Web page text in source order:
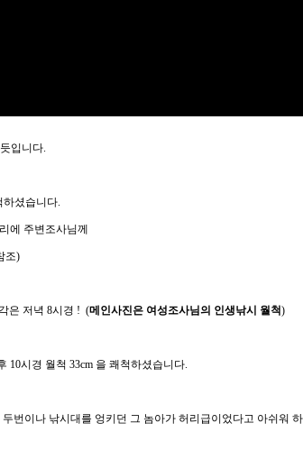
입니다.
하셨습니다.
에 주변조사님께
조)
은 저녁 8시경 ! (메인사진은 여성조사님의 인생낚시 월척)
10시경 월척 33cm 을 쾌척하셨습니다.
번이나 낚시대를 엉키던 그 놈아가 허리급이었다고 아쉬워